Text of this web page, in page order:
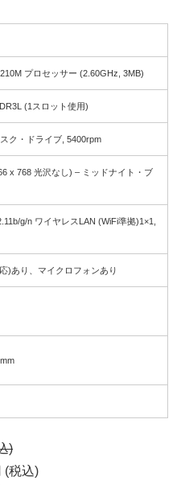
プロセッサー (2.60GHz, 3MB)
(1スロット使用)
ク・ドライブ, 5400rpm
x 768 光沢なし) – ミッドナイト・ブ
g/n ワイヤレスLAN (WiFi準拠)1×1,
)あり、マイクロフォンあり
)
(税込)